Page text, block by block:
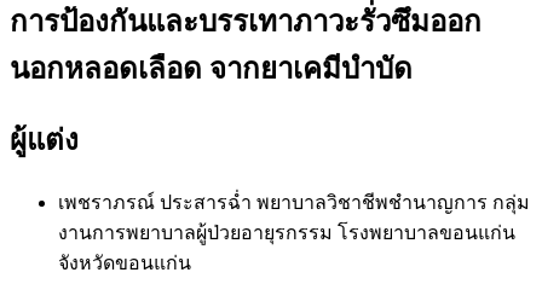
การป้องกันและบรรเทาภาวะรั่วซึมออก
นอกหลอดเลือด จากยาเคมีบำบัด
ผู้แต่ง
เพชราภรณ์ ประสารฉ่ำ พยาบาลวิชาชีพชำนาญการ กลุ่ม
งานการพยาบาลผู้ป่วยอายุรกรรม โรงพยาบาลขอนแก่น
จังหวัดขอนแก่น